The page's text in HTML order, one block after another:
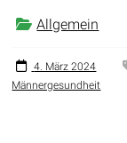
Allgemein
4. März 2024
Männergesundheit